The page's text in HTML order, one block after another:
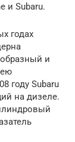
и Subaru.
годах
и
году Subaru
на дизеле.